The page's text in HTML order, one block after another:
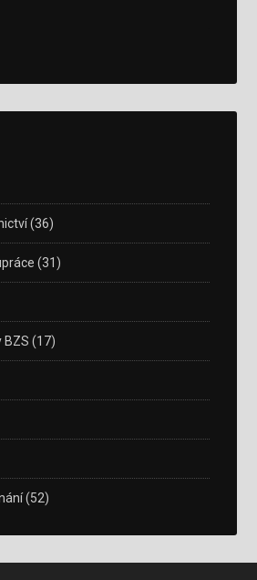
(36)
(31)
BZS (17)
(52)